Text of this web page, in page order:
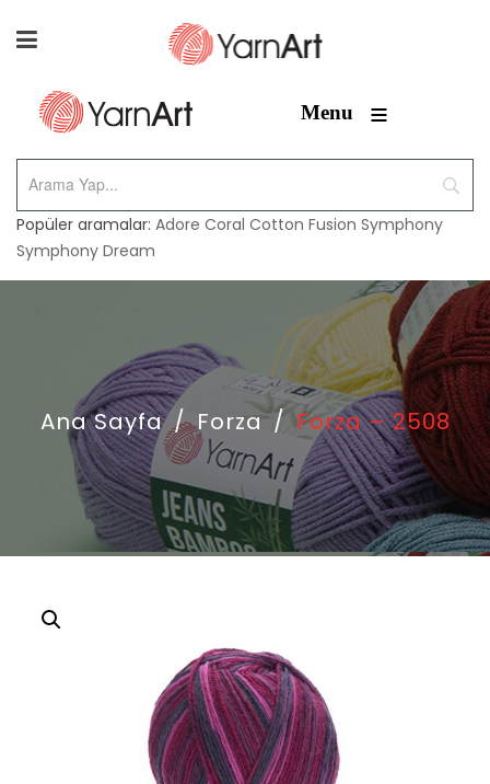
Menu ≡
Popüler aramalar: Adore Coral Cotton Fusion Symphony
Symphony Dream
Ana Sayfa / Forza / Forza – 2508